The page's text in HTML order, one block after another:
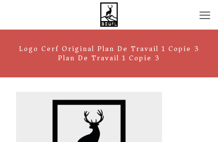
Logo Cerf Original Plan De Travail 1 Copie 3
Plan De Travail 1 Copie 3